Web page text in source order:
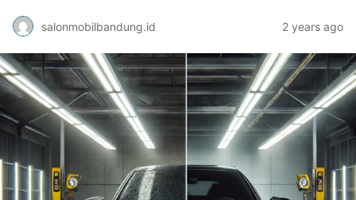
salonmobilbandung.id 2 years ago